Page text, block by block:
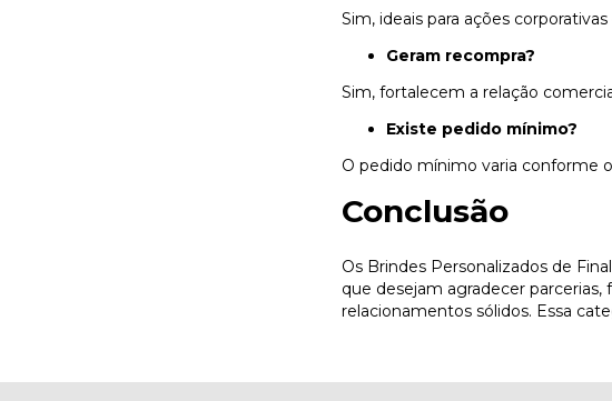
Sim, ideais para ações
Geram recompra?
Sim, fortalecem a relação
Existe pedido mínimo?
O pedido mínimo varia conforme
Conclusão
Os Brindes Personalizados de
que desejam agradecer
relacionamentos sólidos. Essa